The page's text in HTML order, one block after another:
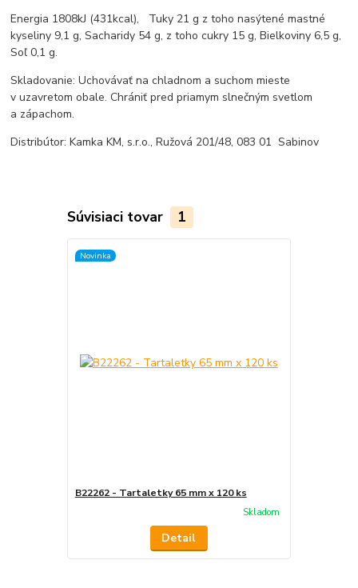
Energia 1808kJ (431kcal), Tuky 21 g z toho nasýtené mastné
kyseliny 9,1 g, Sacharidy 54 g, z toho cukry 15 g, Bielkoviny 6,5 g,
Soľ 0,1 g.
Skladovanie: Uchovávať na chladnom a suchom mieste
v uzavretom obale. Chrániť pred priamym slnečným svetlom
a zápachom.
Distribútor: Kamka KM, s.r.o., Ružová 201/48, 083 01 Sabinov
Súvisiaci tovar 1
Novinka
B22262 - Tartaletky 65 mm x 120 ks
Skladom
Detail